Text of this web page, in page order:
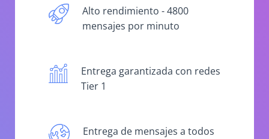
Alto rendimiento - 4800
mensajes por minuto
Entrega garantizada con redes
Tier 1
Entrega de mensajes a todos